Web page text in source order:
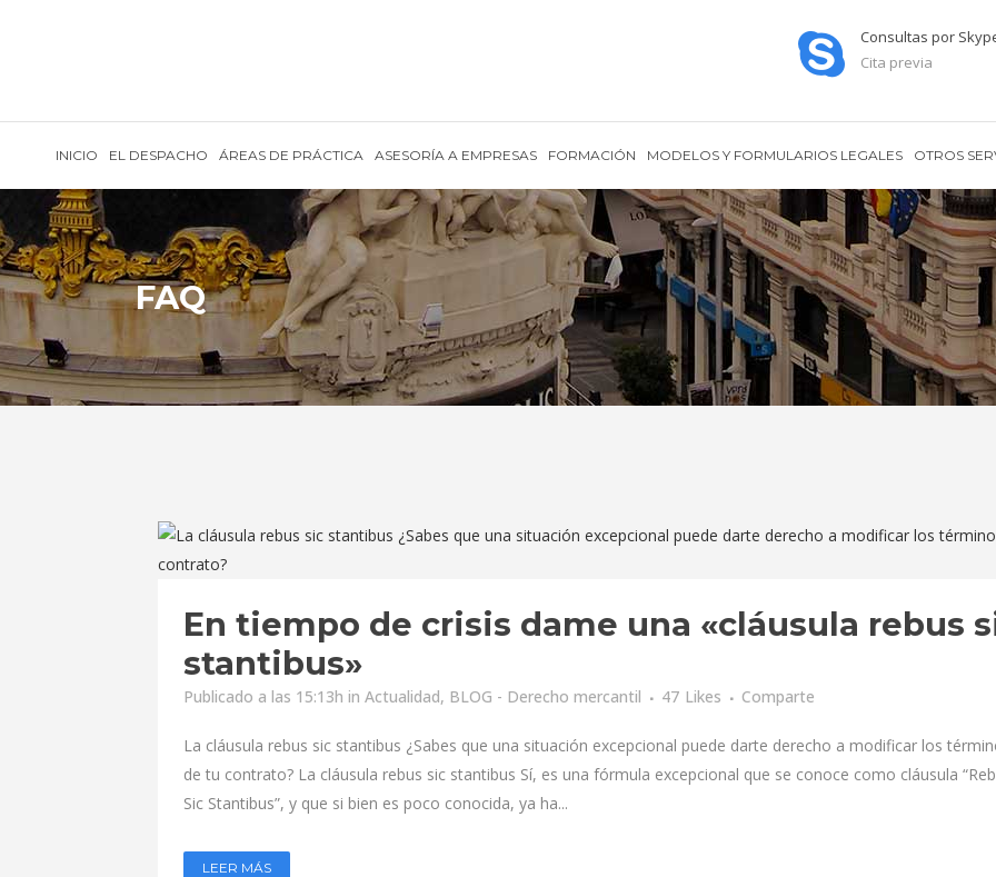
Consultas por
Cita previa
INICIO EL DESPACHO ÁREAS DE PRÁCTICA ASESORÍA A EMPRESAS FORMACIÓN MODELOS Y FORMULARIOS LEGALES OTROS
FAQ
En tiempo de crisis dame una «cláusula rebus
stantibus»
Publicado a las 15:13h in Actualidad, BLOG - Derecho mercantil 47 Likes Comparte
La cláusula rebus sic stantibus ¿Sabes que una situación excepcional puede darte derecho a modificar los
de tu contrato? La cláusula rebus sic stantibus Sí, es una fórmula excepcional que se conoce como cláusula
Sic Stantibus”, y que si bien es poco conocida, ya ha...
LEER MÁS